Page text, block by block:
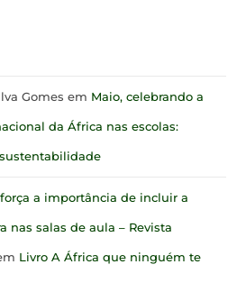
Gomes em Maio, celebrando a
da África nas escolas:
a importância de incluir a
nas salas de aula – Revista
Livro A África que ninguém te